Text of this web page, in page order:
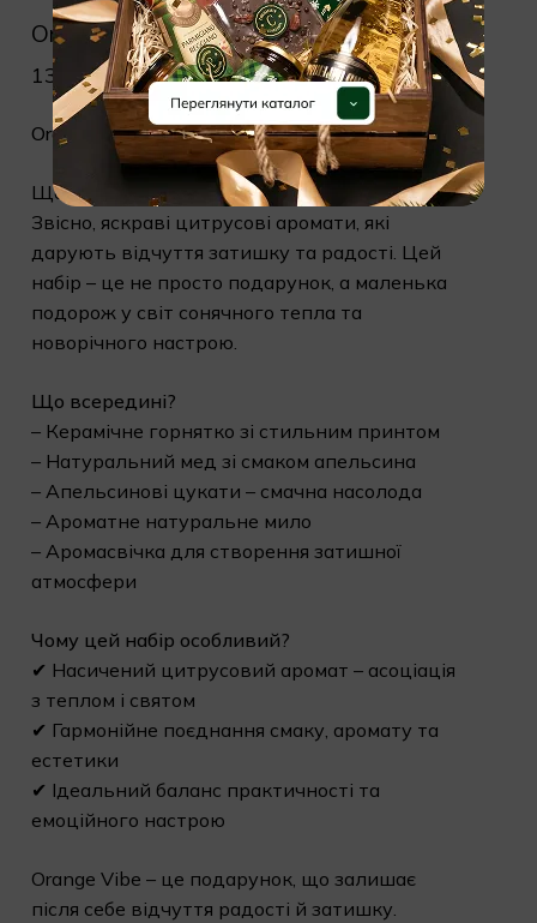
Orange vibe
1310,00₴
Orange Vibe
Що створює справжній святковий настрій?
Звісно, яскраві цитрусові аромати, які
дарують відчуття затишку та радості. Цей
набір – це не просто подарунок, а маленька
подорож у світ сонячного тепла та
новорічного настрою.
Що всередині?
– Керамічне горнятко зі стильним принтом
– Натуральний мед зі смаком апельсина
– Апельсинові цукати – смачна насолода
– Ароматне натуральне мило
– Аромасвічка для створення затишної
атмосфери
Чому цей набір особливий?
✔ Насичений цитрусовий аромат – асоціація
з теплом і святом
✔ Гармонійне поєднання смаку, аромату та
естетики
✔ Ідеальний баланс практичності та
емоційного настрою
Orange Vibe – це подарунок, що залишає
після себе відчуття радості й затишку.